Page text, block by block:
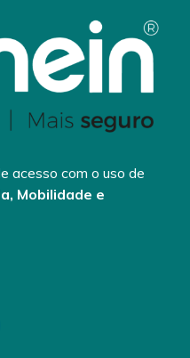
acesso com o uso de
Mobilidade e